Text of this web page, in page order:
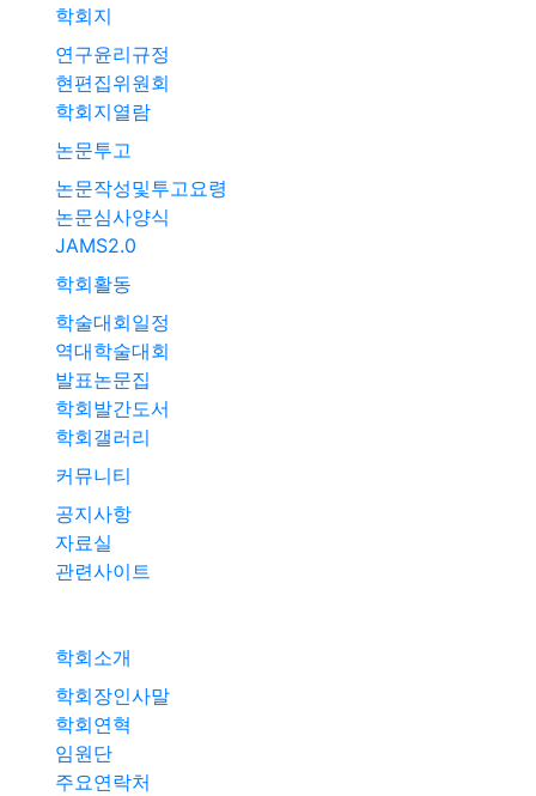
학회지
연구윤리규정
현편집위원회
학회지열람
논문투고
논문작성및투고요령
논문심사양식
JAMS2.0
학회활동
학술대회일정
역대학술대회
발표논문집
학회발간도서
학회갤러리
커뮤니티
공지사항
자료실
관련사이트
학회소개
학회장인사말
학회연혁
임원단
주요연락처